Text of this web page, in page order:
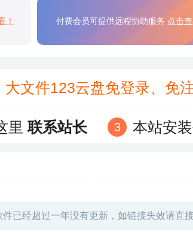
！ 付费会员可提供远程协助服务 点击
大文件123云盘免登录、免
里联系站长 本站安
件已经超过一年没有更新，如链接失效请直